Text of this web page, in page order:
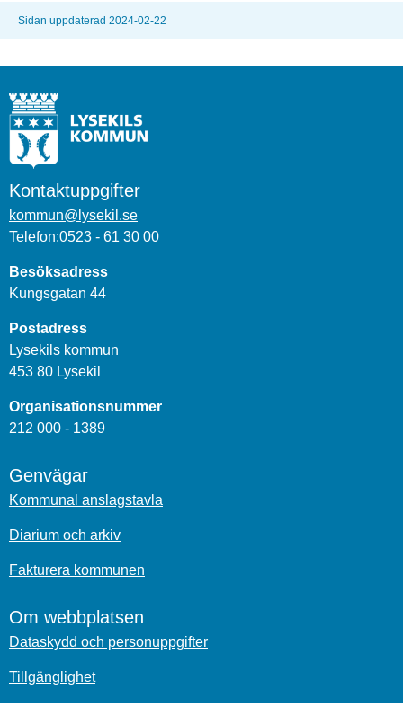
Sidan uppdaterad 2024-02-22
Kontaktuppgifter
kommun@lysekil.se
Telefon:0523 - 61 30 00
Besöksadress
Kungsgatan 44
Postadress
Lysekils kommun
453 80 Lysekil
Organisationsnummer
212 000 - 1389
Genvägar
Kommunal anslagstavla
Diarium och arkiv
Fakturera kommunen
Om webbplatsen
Dataskydd och personuppgifter
Tillgänglighet